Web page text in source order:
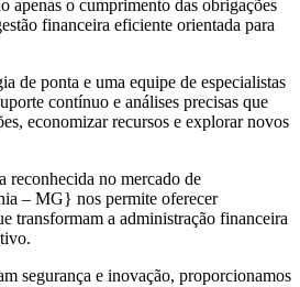
apenas o cumprimento das obrigações
financeira eficiente orientada para
de ponta e uma equipe de especialistas
contínuo e análises precisas que
economizar recursos e explorar novos
reconhecida no mercado de
– MG} nos permite oferecer
transformam a administração financeira
segurança e inovação, proporcionamos